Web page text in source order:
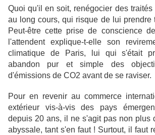
Quoi qu'il en soit, renégocier des traités
au long cours, qui risque de lui prendre
Peut-être cette prise de conscience
l'attendent explique-t-elle son
climatique de Paris, lui qui s'était
abandon pur et simple des
d'émissions de CO2 avant de se raviser.
Pour en revenir au commerce
extérieur vis-à-vis des pays
depuis 20 ans, il ne s'agit pas non plus
abyssale, tant s'en faut ! Surtout, il faut